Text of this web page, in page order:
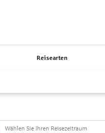
Reisearten
Wählen Sie Ihren Reisezeitraum